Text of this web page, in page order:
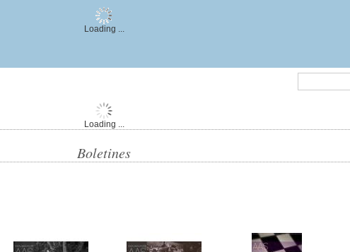
Loading ...
Loading ...
Boletines